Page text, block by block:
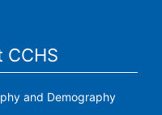
CCHS
and Demography